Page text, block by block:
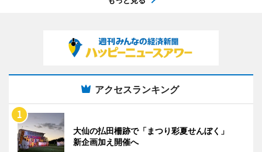
アクセスランキング
大仙の払田柵跡で「まつり彩夏せんぼく」
新企画加え開催へ